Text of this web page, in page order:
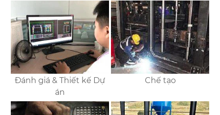
Đánh giá & Thiết kế Dự
án
Chế tạo